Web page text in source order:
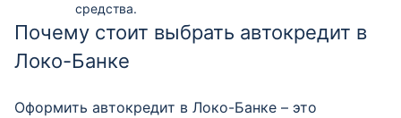
средства.
Почему стоит выбрать автокредит в
Локо-Банке
Оформить автокредит в Локо-Банке – это